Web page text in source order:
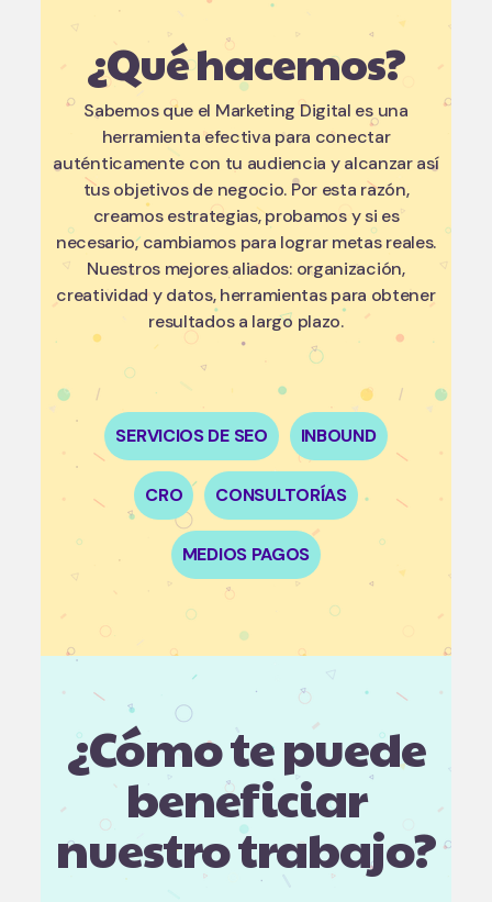
¿Qué hacemos?
Sabemos que el Marketing Digital es una
herramienta efectiva para conectar
auténticamente con tu audiencia y alcanzar así
tus objetivos de negocio. Por esta razón,
creamos estrategias, probamos y si es
necesario, cambiamos para lograr metas reales.
Nuestros mejores aliados: organización,
creatividad y datos, herramientas para obtener
resultados a largo plazo.
SERVICIOS DE SEO INBOUND
CRO CONSULTORÍAS
MEDIOS PAGOS
¿Cómo te puede
beneficiar
nuestro trabajo?